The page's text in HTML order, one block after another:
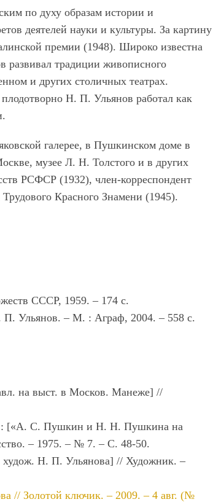
по духу образам истории и
деятелей науки и культуры. За картину
премии (1948). Широко известна
традиции живописного
и других столичных театрах.
Н. П. Ульянов работал как
галерее, в Пушкинском доме в
музее Л. Н. Толстого и в других
РСФСР (1932), член-корреспондент
Красного Знамени (1945).
СССР, 1959. – 174 с.
Ульянов. – М. : Аграф, 2004. – 558 с.
на выст. в Москов. Манеже] //
: [«А. С. Пушкин и Н. Н. Пушкина на
‒ 1975. ‒ № 7. ‒ С. 48-50.
худож. Н. П. Ульянова] // Художник. ‒
// Золотой ключик. – 2009. – 4 авг. (№